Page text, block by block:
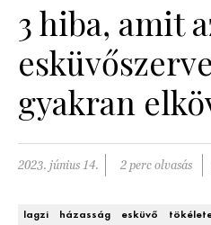
SZÉPSÉG
PSZICHÉ
ÉLETMÓD
PÁRKAPCSOLAT
3 hiba, amit
gyakran
2023. június 14. 2 perc olvasás
lagzi házasság esküvő